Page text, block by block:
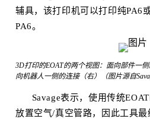
辅具，该打印机可以打印纯PA6
PA6。
3D打印的EOAT的两个视图：面向部件一
向机器人一侧的连接（右）（图片源自
Savage表示，使用传统EOAT
放置空气/真空管路，因此工具